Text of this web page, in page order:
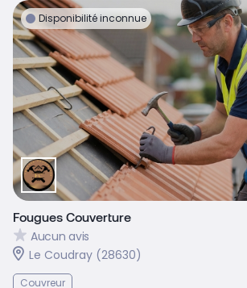
Disponibilité inconnue
Fougues Couverture
Aucun avis
Le Coudray (28630)
Couvreur